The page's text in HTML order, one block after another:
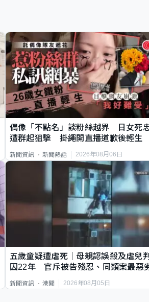
偶像「不點名」談粉絲越界 日女死
遭群起狙擊 掛繩開直播道歉後輕生
新聞資訊 新聞熱話 2026年08月06日
五歲童疑遭虐死｜母親認誤殺及虐兒
囚22年 官斥被告殘忍、同類案最惡
新聞資訊 港聞 2026年08月05日